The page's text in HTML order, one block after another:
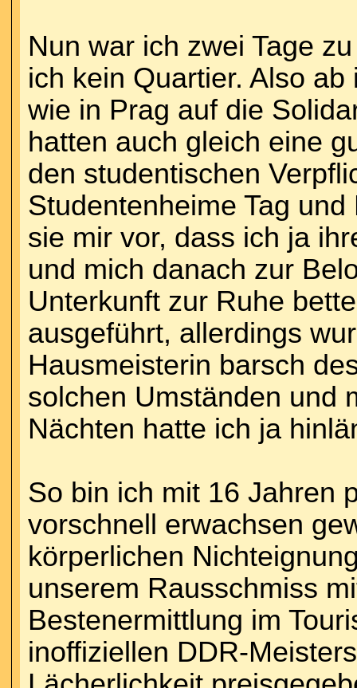
Nun war ich zwei Tage
ich kein Quartier. Also
wie in Prag auf die
hatten auch gleich eine
den studentischen
Studentenheime Tag
sie mir vor, dass ich ja
und mich danach zur
Unterkunft zur Ruhe
ausgeführt, allerdings
Hausmeisterin barsch
solchen Umständen und
Nächten hatte ich ja
So bin ich mit 16 Jahren
vorschnell erwachsen
körperlichen
unserem Rausschmiss
Bestenermittlung im
inoffiziellen DDR-